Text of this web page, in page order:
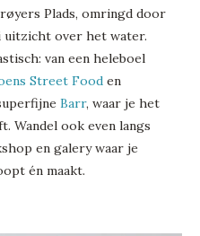
Plads, omringd door
uitzicht over het water.
van een heleboel
Street Food en
Barr, waar je het
Wandel ook even langs
en galery waar je
én maakt.